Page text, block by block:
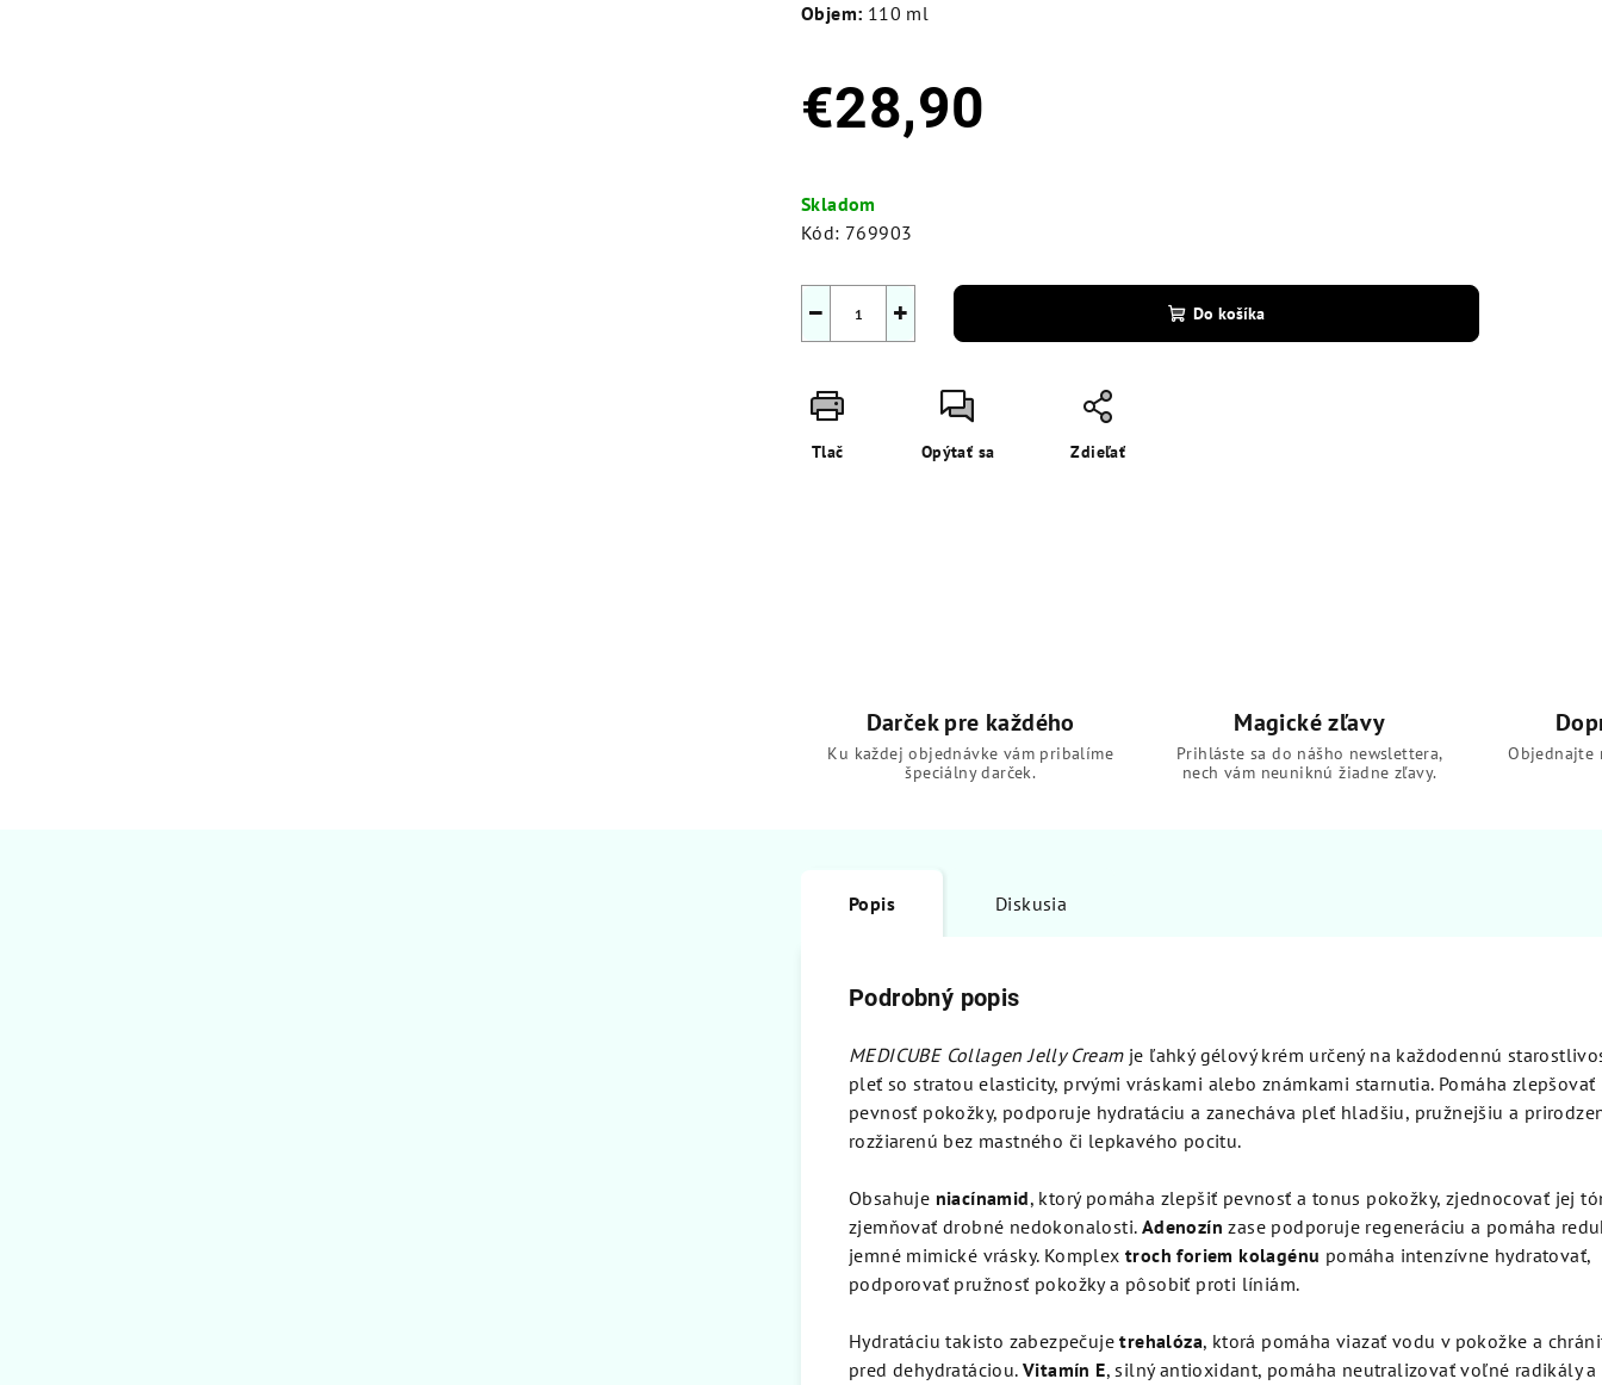
Objem: 110 ml
€28,90
cena:
Skladom
Kód: 769903
+
− Do košíka
Tlač Opýtať sa Zdieľať
Darček pre každého
Ku každej objednávke vám pribalíme
špeciálny darček.
Magické zľavy
Prihláste sa do nášho newslettera,
nech vám neuniknú žiadne zľavy.
Objednajte
Popis Diskusia
Podrobný popis
MEDICUBE Collagen Jelly Creamje ľahký gélový krém určený na každodennú
pleť so stratou elasticity, prvými vráskami alebo známkami starnutia. Pomáha zlepšovať
pevnosť pokožky, podporuje hydratáciu a zanecháva pleť hladšiu, pružnejšiu a
rozžiarenú bez mastného či lepkavého pocitu.
Obsahuje niacínamid, ktorý pomáha zlepšiť pevnosť a tonus pokožky, zjednocovať jej
zjemňovať drobné nedokonalosti. Adenozín zase podporuje regeneráciu a pomáha
jemné mimické vrásky. Komplex troch foriem kolagénu pomáha intenzívne hydratovať,
podporovať pružnosť pokožky a pôsobiť proti líniám.
Hydratáciu takisto zabezpečujetrehalóza, ktorá pomáha viazať vodu v pokožke a
pred dehydratáciou. Vitamín E, silný antioxidant, pomáha neutralizovať voľné radikály a